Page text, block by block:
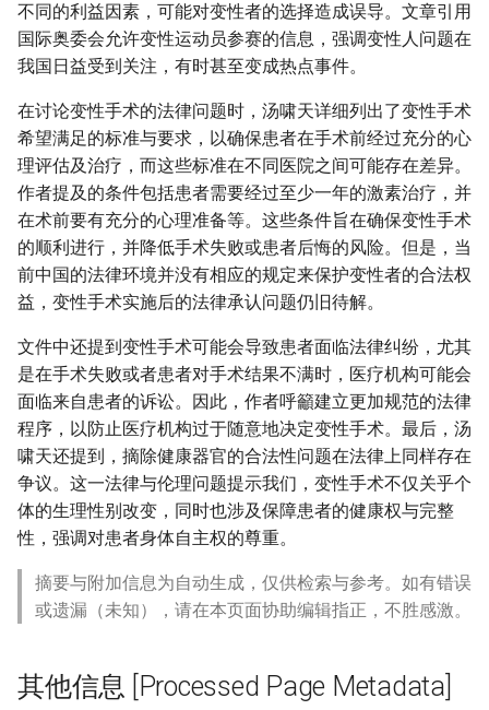
不同的利益因素，可能对变性者的选择造成误导。文章引用
国际奥委会允许变性运动员参赛的信息，强调变性人问题在
我国日益受到关注，有时甚至变成热点事件。
在讨论变性手术的法律问题时，汤啸天详细列出了变性手术
希望满足的标准与要求，以确保患者在手术前经过充分的心
理评估及治疗，而这些标准在不同医院之间可能存在差异。
作者提及的条件包括患者需要经过至少一年的激素治疗，并
在术前要有充分的心理准备等。这些条件旨在确保变性手术
的顺利进行，并降低手术失败或患者后悔的风险。但是，当
前中国的法律环境并没有相应的规定来保护变性者的合法权
益，变性手术实施后的法律承认问题仍旧待解。
文件中还提到变性手术可能会导致患者面临法律纠纷，尤其
是在手术失败或者患者对手术结果不满时，医疗机构可能会
面临来自患者的诉讼。因此，作者呼籲建立更加规范的法律
程序，以防止医疗机构过于随意地决定变性手术。最后，汤
啸天还提到，摘除健康器官的合法性问题在法律上同样存在
争议。这一法律与伦理问题提示我们，变性手术不仅关乎个
体的生理性别改变，同时也涉及保障患者的健康权与完整
性，强调对患者身体自主权的尊重。
摘要与附加信息为自动生成，仅供检索与参考。如有错误
或遗漏（未知），请在本页面协助编辑指正，不胜感激。
其他信息 [Processed Page Metadata]